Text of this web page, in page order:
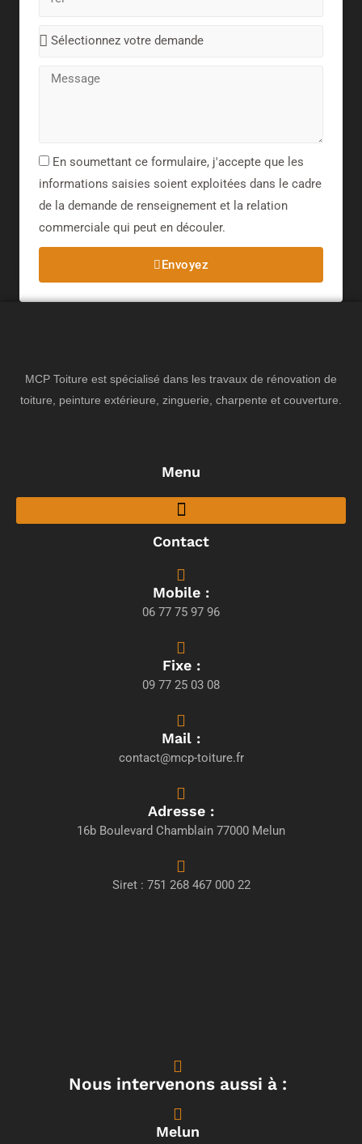
En soumettant ce formulaire, j'accepte que les
informations saisies soient exploitées dans le cadre
de la demande de renseignement et la relation
commerciale qui peut en découler.​
Envoyez
MCP Toiture est spécialisé dans les travaux de rénovation de
toiture, peinture extérieure, zinguerie, charpente et couverture.
Menu
Contact
Mobile :
06 77 75 97 96
Fixe :
09 77 25 03 08
Mail :
contact@mcp-toiture.fr
Adresse :
16b Boulevard Chamblain 77000 Melun
Siret : 751 268 467 000 22
Nous intervenons aussi à :
Melun